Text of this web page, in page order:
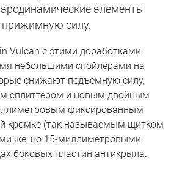
элементы
прижимную силу.
Vulcan с этими доработками
небольшими спойлерами на
снижают подъемную силу,
сплиттером и новым двойным
фиксированным
кромке (так называемым щитком
же, но 15-миллиметровыми
боковых пластин антикрыла.